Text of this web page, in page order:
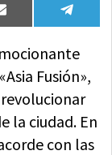
Compartir
en
Email
en
Fusión»,
la ciudad. En
con las